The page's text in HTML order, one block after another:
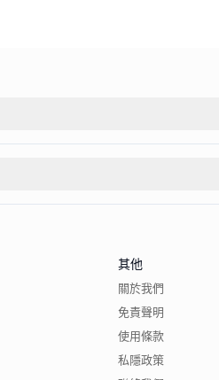
其他
關於我們
免責聲明
使用條款
私隱政策